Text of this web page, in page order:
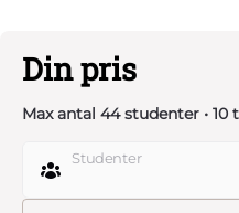
Din pris
Max antal 44 studenter •
Studenter